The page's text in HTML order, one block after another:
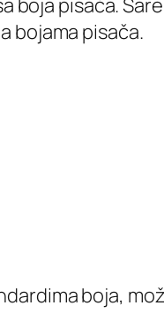
boja pisača.
bojama pisača.
boja,